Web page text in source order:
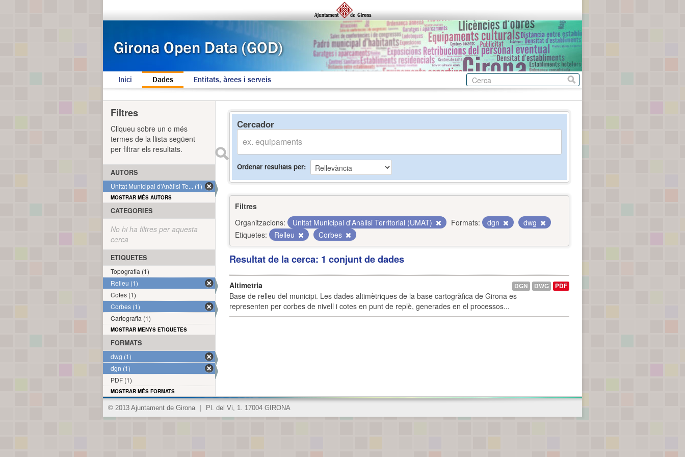
Inici Dades Entitats, àrees i serveis
Cercador
Ordenar resultats per
Filtres
Organitzacions:
Unitat Municipal d'Anàlisi Territorial (UMAT) Formats: dgn
dwg
Etiquetes:
Relleu Corbes
Resultat de la cerca: 1 conjunt de dades
Altimetria
Base de relleu del municipi. Les dades altimètriques de la base cartogràfica de Girona es
representen per corbes de nivell i cotes en punt de replè, generades en el processos...
DGN DWG PDF
Filtres
Cliqueu sobre un o més
termes de la llista següent
per filtrar els resultats.
AUTORS
Unitat Municipal d'Anàlisi Te... (1)
MOSTRAR MÉS AUTORS
CATEGORIES
No hi ha filtres per aquesta
cerca
ETIQUETES
Topografia (1)
Relleu (1)
Cotes (1)
Corbes (1)
Cartografia (1)
MOSTRAR MENYS ETIQUETES
FORMATS
dwg (1)
dgn (1)
PDF (1)
MOSTRAR MÉS FORMATS
© 2013 Ajuntament de Girona Pl. del Vi, 1. 17004 GIRONA